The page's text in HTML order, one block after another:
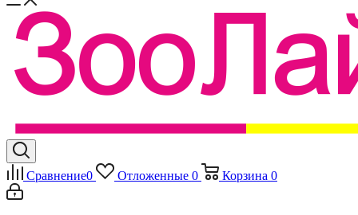
Сравнение0 Отложенные 0 Корзина 0